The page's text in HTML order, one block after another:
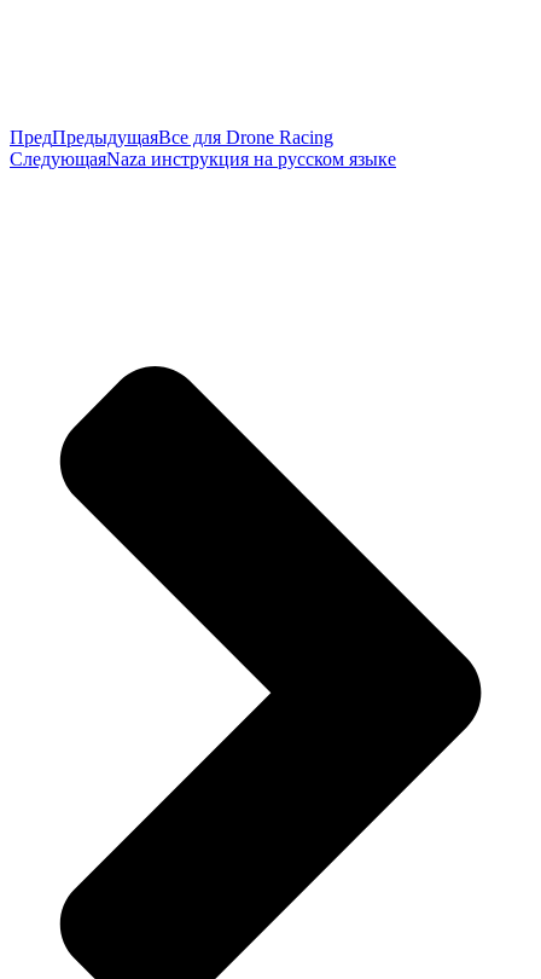
ПредПредыдущаяВсе для Drone Racing
СледующаяNaza инструкция на русском языке